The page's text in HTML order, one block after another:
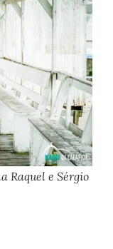
Raquel e Sérgio